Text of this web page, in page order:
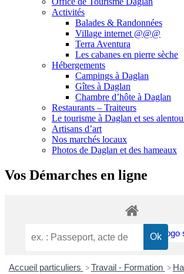
Activités
Balades & Randonnées
Village internet @@@
Terra Aventura
Les cabanes en pierre sèche
Hébergements
Campings à Daglan
Gîtes à Daglan
Chambre d’hôte à Daglan
Restaurants – Traiteurs
Le tourisme à Daglan et ses
Artisans d’art
Nos marchés locaux
Photos de Daglan et des hameaux
Vos Démarches en ligne
Accueil particuliers > Travail - Formation >